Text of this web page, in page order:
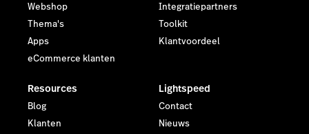
Webshop
Thema's
Apps
eCommerce klanten
Integratiepartners
Toolkit
Klantvoordeel
Resources
Blog
Klanten
Lightspeed
Contact
Nieuws